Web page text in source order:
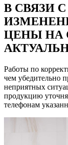
В СВЯЗИ
ЦЕНЫ НА
Работы по
чем убедительно
неприятных
продукцию
телефонам